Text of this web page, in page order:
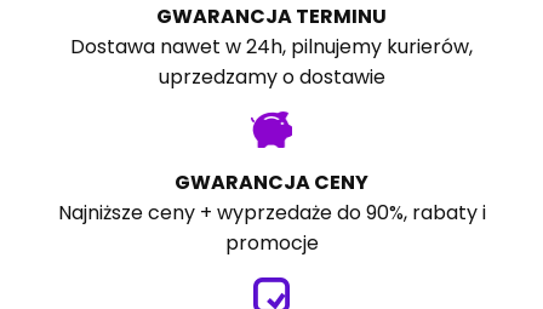
GWARANCJA TERMINU
Dostawa nawet w 24h, pilnujemy kurierów,
uprzedzamy o dostawie
GWARANCJA CENY
Najniższe ceny + wyprzedaże do 90%, rabaty i
promocje